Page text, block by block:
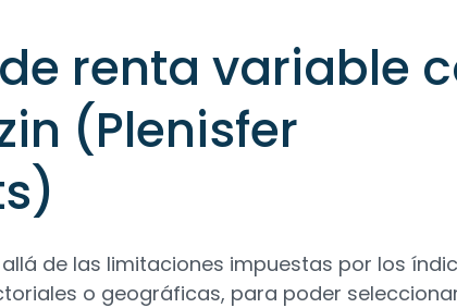
renta variable
(Plenisfer
de las limitaciones impuestas por los
o geográficas, para poder